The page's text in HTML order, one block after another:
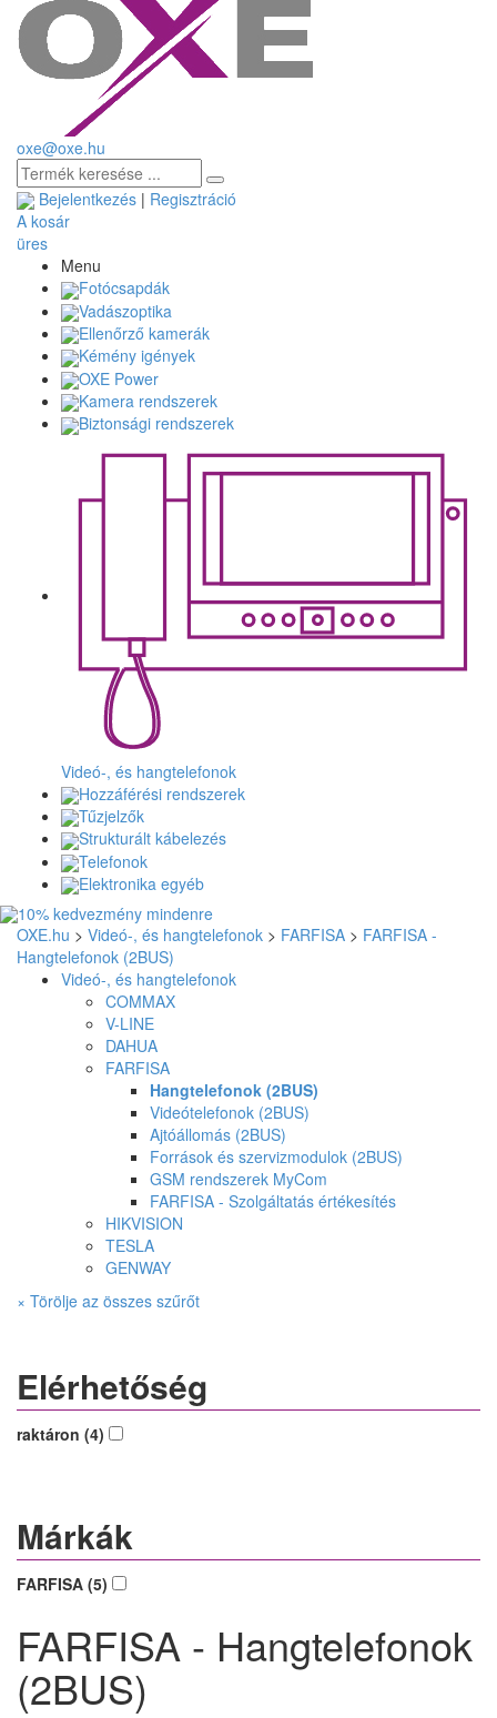
oxe@oxe.hu
Bejelentkezés | Regisztráció
A kosár
üres
Menu
Fotócsapdák
Vadászoptika
Ellenőrző kamerák
Kémény igények
OXE Power
Kamera rendszerek
Biztonsági rendszerek
Videó-, és hangtelefonok
Hozzáférési rendszerek
Tűzjelzők
Strukturált kábelezés
Telefonok
Elektronika egyéb
OXE.hu > Videó-, és hangtelefonok > FARFISA > FARFISA -
Hangtelefonok (2BUS)
Videó-, és hangtelefonok
COMMAX
V-LINE
DAHUA
FARFISA
Hangtelefonok (2BUS)
Videótelefonok (2BUS)
Ajtóállomás (2BUS)
Források és szervizmodulok (2BUS)
GSM rendszerek MyCom
FARFISA - Szolgáltatás értékesítés
HIKVISION
TESLA
GENWAY
× Törölje az összes szűrőt
Elérhetőség
raktáron (4)
Márkák
FARFISA (5)
FARFISA - Hangtelefonok
(2BUS)